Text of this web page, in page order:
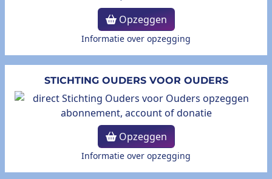
Opzeggen
Informatie over opzegging
STICHTING OUDERS VOOR OUDERS
Opzeggen
Informatie over opzegging